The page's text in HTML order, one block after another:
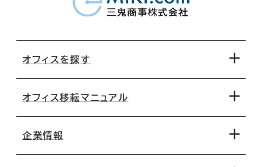
オフィスを探す
地図から探す
路線・駅から探す
オフィス移転マニュアル
企業情報